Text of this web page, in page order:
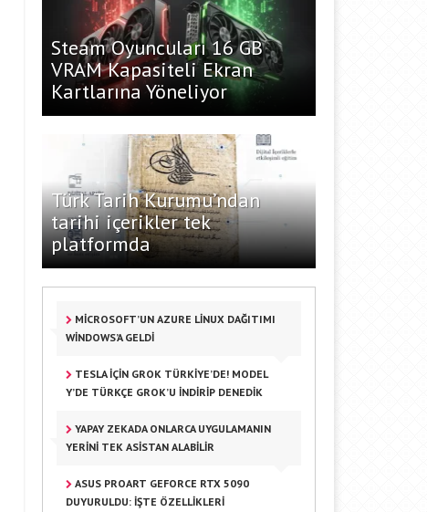
Steam Oyuncuları 16 GB
VRAM Kapasiteli Ekran
Kartlarına Yöneliyor
Türk Tarih Kurumu’ndan
tarihi içerikler tek
platformda
MICROSOFT’UN AZURE LINUX DAĞITIMI
WINDOWS’A GELDI
TESLA IÇIN GROK TÜRKIYE’DE! MODEL
Y’DE TÜRKÇE GROK’U İNDIRIP DENEDIK
YAPAY ZEKADA ONLARCA UYGULAMANIN
YERINI TEK ASISTAN ALABILIR
ASUS PROART GEFORCE RTX 5090
DUYURULDU: İŞTE ÖZELLIKLERI